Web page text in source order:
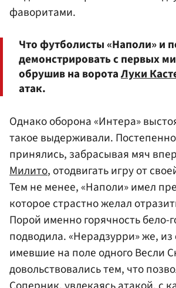
фаворитами.
Что футболисты «Наполи» и
демонстрировать с первых
обрушив на воротаЛуки
атак.
Однако оборона «Интера»
такое выдерживали.
принялись, забрасывая мяч
Милито, отодвигать игру от
Тем не менее, «Наполи» имел
которое страстно желал
Порой именно горячность бело-
подводила. «Нерадзурри» же, из
имевшие на поле одного Весли
довольствовались тем, что